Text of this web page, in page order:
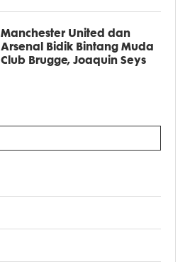
Manchester United dan
Arsenal Bidik Bintang Muda
Club Brugge, Joaquin Seys